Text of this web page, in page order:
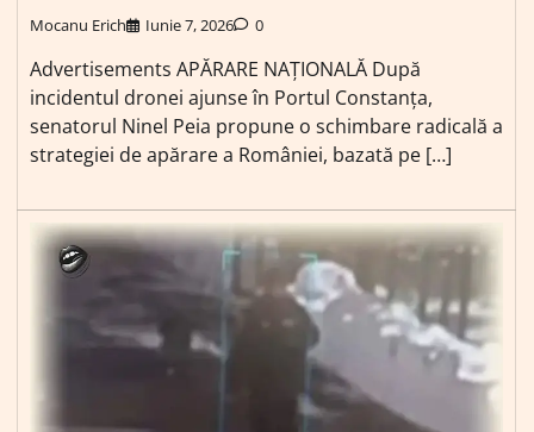
Mocanu Erich Iunie 7, 2026 0
Advertisements APĂRARE NAȚIONALĂ După
incidentul dronei ajunse în Portul Constanța,
senatorul Ninel Peia propune o schimbare radicală a
strategiei de apărare a României, bazată pe […]